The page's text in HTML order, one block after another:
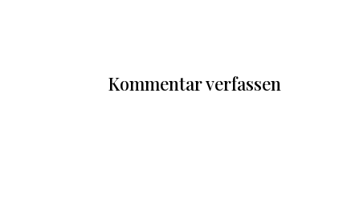
Kommentar verfassen